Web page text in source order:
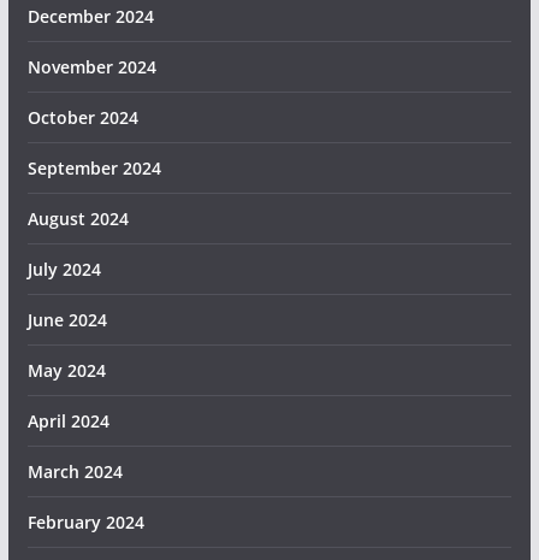
December 2024
November 2024
October 2024
September 2024
August 2024
July 2024
June 2024
May 2024
April 2024
March 2024
February 2024